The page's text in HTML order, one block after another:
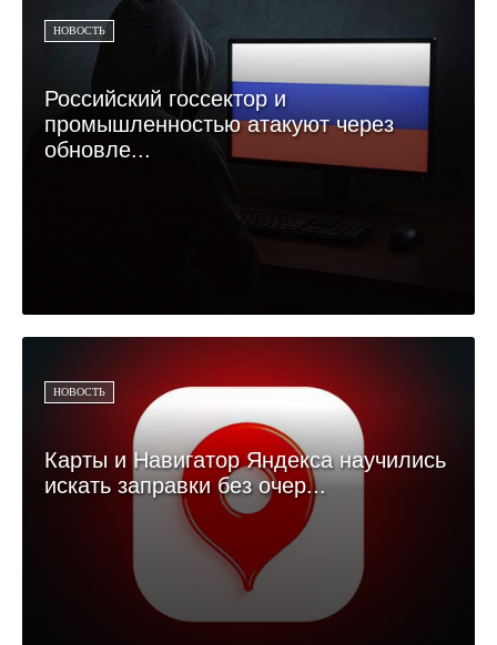
НОВОСТЬ
Российский госсектор и
промышленностью атакуют через
обновле...
НОВОСТЬ
Карты и Навигатор Яндекса научились
искать заправки без очер...